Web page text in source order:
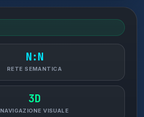
N:N
RETE SEMANTICA
3D
NAVIGAZIONE VISUALE